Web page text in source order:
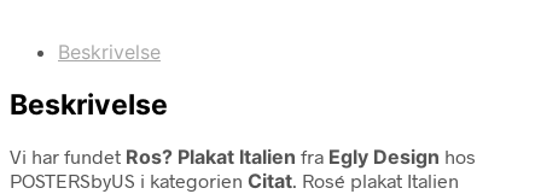
Beskrivelse
Beskrivelse
Vi har fundet Ros? Plakat Italien fra Egly Design hos
POSTERSbyUS i kategorien Citat. Rosé plakat Italien